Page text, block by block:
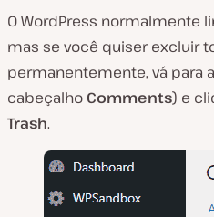
O WordPress normalmente
mas se você quiser excluir
permanentemente, vá para
cabeçalho Comments) e
Trash.